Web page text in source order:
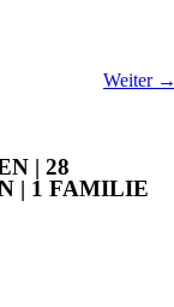
Weiter
| 28
| 1 FAMILIE